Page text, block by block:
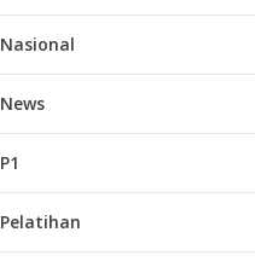
Nasional
News
P1
Pelatihan